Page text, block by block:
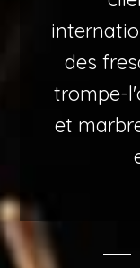
des
trompe-
et